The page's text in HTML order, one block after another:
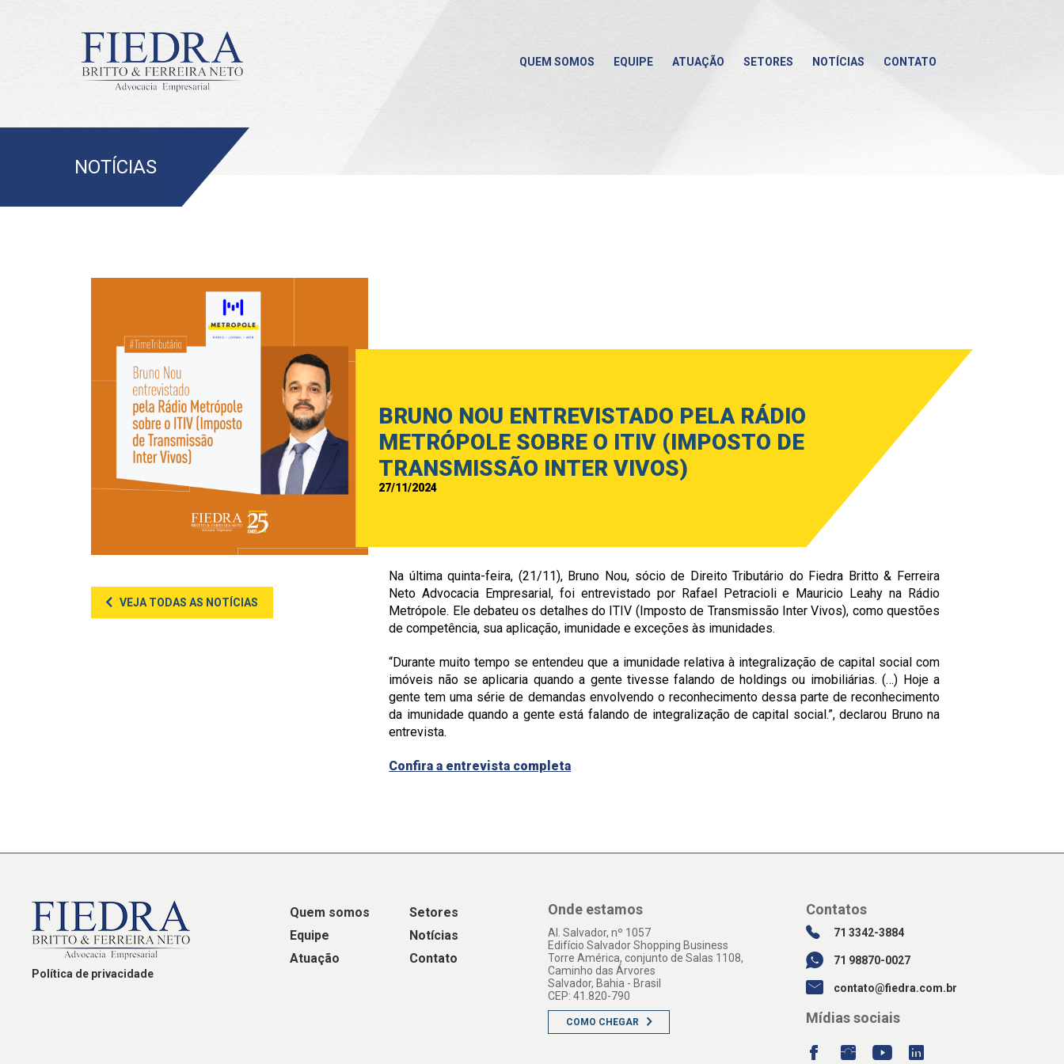
QUEM SOMOS EQUIPE ATUAÇÃO SETORES NOTÍCIAS CONTATO
NOTÍCIAS
BRUNO NOU ENTREVISTADO PELA RÁDIO
METRÓPOLE SOBRE O ITIV (IMPOSTO DE
TRANSMISSÃO INTER VIVOS)
27/11/2024
Na última quinta-feira, (21/11), Bruno Nou, sócio de Direito Tributário do Fiedra Britto & Ferreira
Neto Advocacia Empresarial, foi entrevistado por Rafael Petracioli e Mauricio Leahy na Rádio
Metrópole. Ele debateu os detalhes do ITIV (Imposto de Transmissão Inter Vivos), como questões
de competência, sua aplicação, imunidade e exceções às imunidades.
“Durante muito tempo se entendeu que a imunidade relativa à integralização de capital social com
imóveis não se aplicaria quando a gente tivesse falando de holdings ou imobiliárias. (…) Hoje a
gente tem uma série de demandas envolvendo o reconhecimento dessa parte de reconhecimento
da imunidade quando a gente está falando de integralização de capital social.”, declarou Bruno na
entrevista.
Confira a entrevista completa
VEJA TODAS AS NOTÍCIAS
Política de privacidade
Quem somos
Equipe
Atuação
Setores
Notícias
Contato
Onde estamos
Al. Salvador, nº 1057
Edifício Salvador Shopping Business
Torre América, conjunto de Salas 1108,
Caminho das Árvores
Salvador, Bahia - Brasil
CEP: 41.820-790
COMO CHEGAR
Contatos
71 3342-3884
71 98870-0027
contato@fiedra.com.br
Mídias sociais